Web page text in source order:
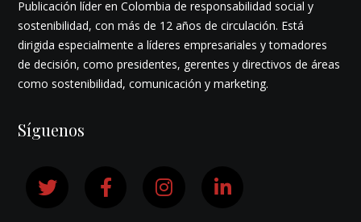
Publicación líder en Colombia de responsabilidad social y
sostenibilidad, con más de 12 años de circulación. Está
dirigida especialmente a líderes empresariales y tomadores
de decisión, como presidentes, gerentes y directivos de áreas
como sostenibilidad, comunicación y marketing.
Síguenos